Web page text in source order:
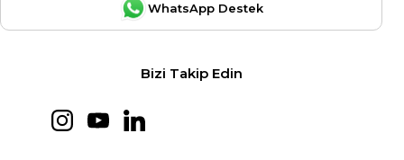
WhatsApp Destek
Bizi Takip Edin